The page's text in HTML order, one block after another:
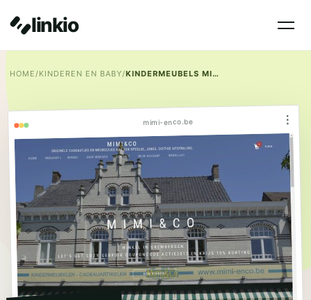
linkio
HOME/KINDEREN EN BABY/ KINDERMEUBELS MIMI&CO
mimi-enco.be ⋮